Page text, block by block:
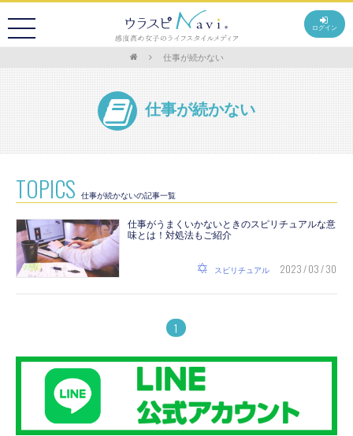
ログイン
仕事が続かない
仕事が続かない
TOPICS 仕事が続かないの記事一覧
仕事がうまくいかないときのスピリチュアルな意
味とは！対処法もご紹介
スピリチュアル 2023 / 03 / 30
1